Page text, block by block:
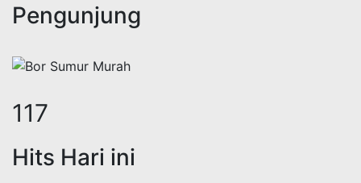
Pengunjung
144
Hits Hari ini